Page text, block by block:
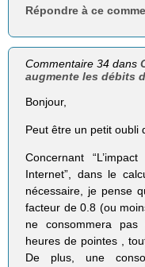
Répondre à ce
Commentaire 34 dans
augmente les débits
Bonjour,
Peut être un petit oubli
Concernant
Internet”, dans le
nécessaire, je pense
facteur de 0.8 (ou
ne consommera
heures de pointes ,
De plus, une